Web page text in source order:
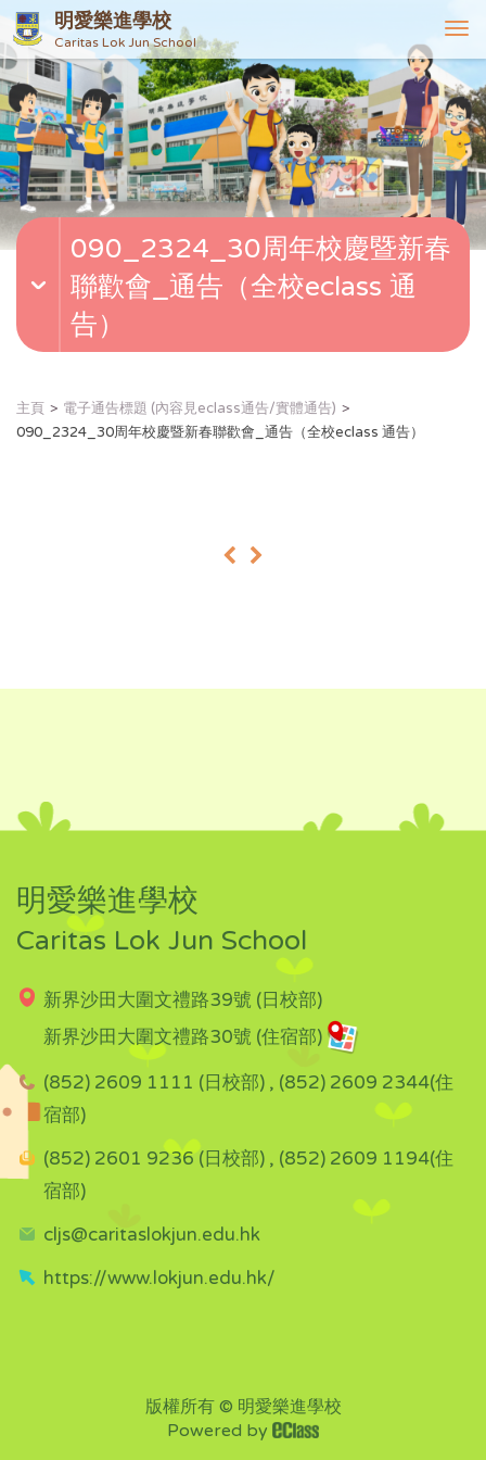
明愛樂進學校
Caritas Lok Jun School
T
o
g
g
l
e
n
v
i
090_2324_30周年校慶暨新春
聯歡會_通告（全校eclass 通
告）
主頁
電子通告標題 (內容見eclass通告/實體通告)
090_2324_30周年校慶暨新春聯歡會_通告（全校eclass 通告）
« »
明愛樂進學校
Caritas Lok Jun School
新界沙田大圍文禮路39號 (日校部)
新界沙田大圍文禮路30號 (住宿部)
(852) 2609 1111 (日校部) , (852) 2609 2344(住
宿部)
(852) 2601 9236 (日校部) , (852) 2609 1194(住
宿部)
cljs@caritaslokjun.edu.hk
https://www.lokjun.edu.hk/
版權所有 © 明愛樂進學校
Powered by